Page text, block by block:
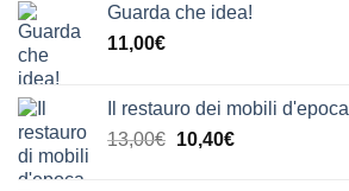
Guarda che idea!
11,00€
Il restauro dei mobili d'epoca
13,00€ Il
10,40€Il